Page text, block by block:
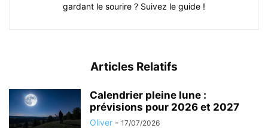
gardant le sourire ? Suivez le guide !
Articles Relatifs
Calendrier pleine lune :
prévisions pour 2026 et 2027
Oliver - 17/07/2026